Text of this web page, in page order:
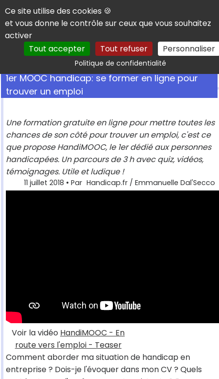
Panneau de gestion des cookies
Ce site utilise des cookies 🍪
et vous donne le contrôle sur ceux que vous souhaitez
activer
Tout accepter
Tout refuser Personnaliser
Politique de confidentialitéRechercher
1er MOOC handicap: se former en ligne pour
trouver un emploi
Une formation gratuite en ligne pour mettre toutes les
chances de son côté pour trouver un emploi, c'est ce
que propose HandiMOOC, le 1er dédié aux personnes
handicapées. Un parcours de 3 h avec quiz, vidéos,
témoignages. Utile et ludique !
11 juillet 2018 • Par Handicap.fr / Emmanuelle Dal'Secco
Voir la vidéo HandiMOOC - En
route vers l'emploi - Teaser
Comment aborder ma situation de handicap en
entreprise ? Dois-je l'évoquer dans mon CV ? Quels